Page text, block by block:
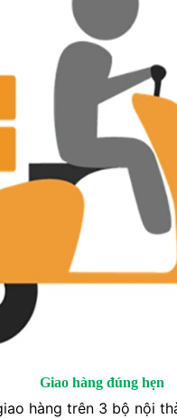
Giao hàng đúng hẹn
hàng trên 3 bộ nội